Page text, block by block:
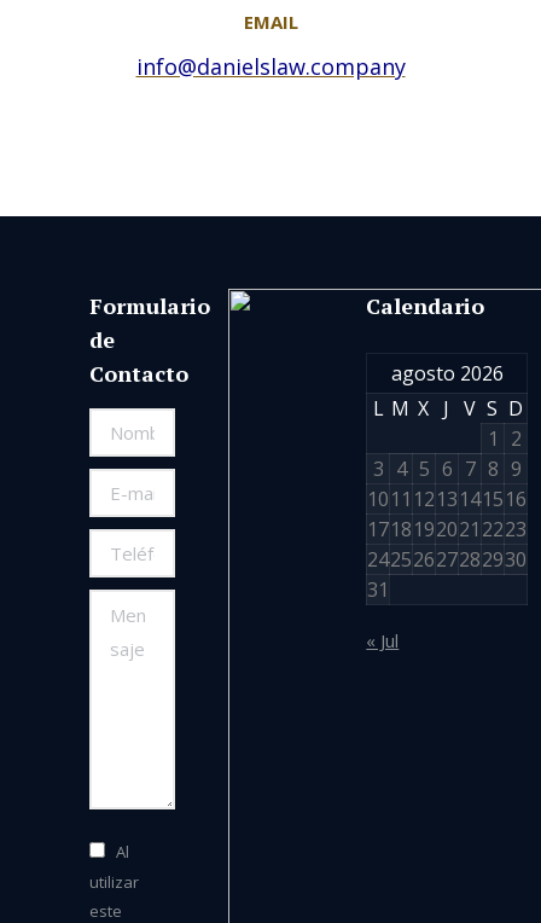
EMAIL
info@danielslaw.company
Formulario
de
Contacto
Nombre *
E-mail *
Teléfono
*
Mensaje
Al
utilizar
este
Calendario
agosto 2026
L M X J V S D
1
2
3 4 5 6 7 8 9
1011 1213141516
1718192021 2223
24252627282930
31
« Jul